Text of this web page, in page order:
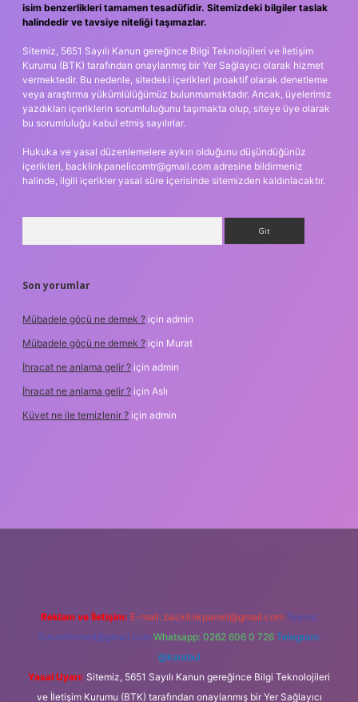
isim benzerlikleri tamamen tesadüfidir. Sitemizdeki bilgiler taslak
halindedir ve tavsiye niteliği taşımazlar.
Sitemiz, 5651 Sayılı Kanun gereğince Bilgi Teknolojileri ve İletişim
Kurumu (BTK) tarafından onaylanmış bir Yer Sağlayıcı olarak hizmet
vermektedir. Bu nedenle, sitedeki içerikleri proaktif olarak denetleme
veya araştırma yükümlülüğümüz bulunmamaktadır. Ancak, üyelerimiz
yazdıkları içeriklerin sorumluluğunu taşımakta olup, siteye üye olarak
bu sorumluluğu kabul etmiş sayılırlar.
Hukuka ve yasal düzenlemelere aykırı olduğunu düşündüğünüz
içerikleri, backlinkpanelicomtr@gmail.com adresine bildirmeniz
halinde, ilgili içerikler yasal süre içerisinde sitemizden kaldırılacaktır.
Son yorumlar
Mübadele göçü ne demek ? için admin
Mübadele göçü ne demek ? için Murat
İhracat ne anlama gelir ? için admin
İhracat ne anlama gelir ? için Aslı
Küvet ne ile temizlenir ? için admin
Reklam ve İletişim: E-mail: backlinkpaneli@gmail.com Teams:
forumhizmeti@gmail.com Whatsapp: 0262 606 0 726 Telegram:
@karabul
Yasal Uyarı: Sitemiz, 5651 Sayılı Kanun gereğince Bilgi Teknolojileri
ve İletişim Kurumu (BTK) tarafından onaylanmış bir Yer Sağlayıcı